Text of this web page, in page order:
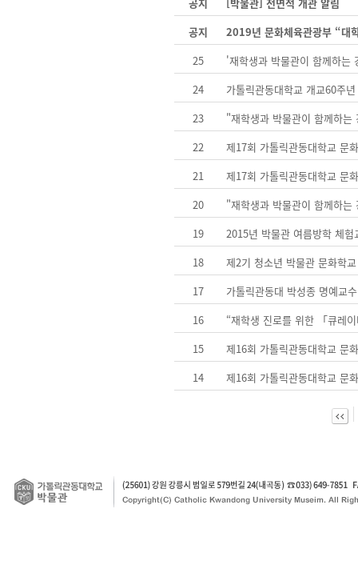
공지
[박물관] 전면적 개관 알림
공지
2019년 문화체육관광부 “대
25
'재학생과 박물관이 함께하는
24
가톨릭관동대학교 개교60주
23
"재학생과 박물관이 함께하
22
제17회 가톨릭관동대학교 문
21
제17회 가톨릭관동대학교 문
20
"재학생과 박물관이 함께하
19
2015년 박물관 여름방학 체
18
제2기 청소년 박물관 문화학
17
가톨릭관동대 박성종 명예교
16
“재학생 진로를 위한 「큐레
15
제16회 가톨릭관동대학교 문
14
제16회 가톨릭관동대학교 문